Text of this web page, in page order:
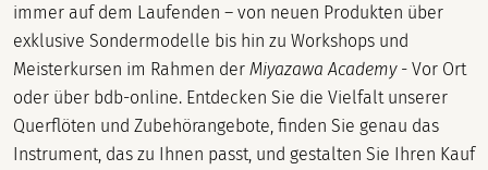
immer auf dem Laufenden – von neuen Produkten über
exklusive Sondermodelle bis hin zu Workshops und
Meisterkursen im Rahmen der Miyazawa Academy- Vor Ort
oder über bdb-online. Entdecken Sie die Vielfalt unserer
Querflöten und Zubehörangebote, finden Sie genau das
Instrument, das zu Ihnen passt, und gestalten Sie Ihren Kauf